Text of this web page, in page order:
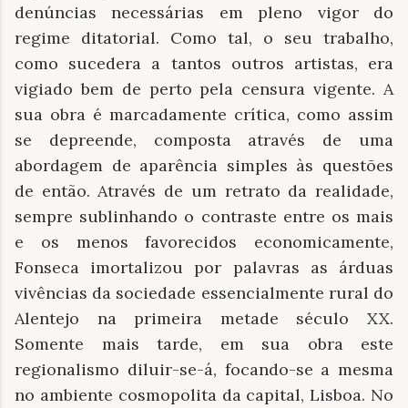
denúncias necessárias em pleno vigor do
regime ditatorial. Como tal, o seu trabalho,
como sucedera a tantos outros artistas, era
vigiado bem de perto pela censura vigente. A
sua obra é marcadamente crítica, como assim
se depreende, composta através de uma
abordagem de aparência simples às questões
de então. Através de um retrato da realidade,
sempre sublinhando o contraste entre os mais
e os menos favorecidos economicamente,
Fonseca imortalizou por palavras as árduas
vivências da sociedade essencialmente rural do
Alentejo na primeira metade século XX.
Somente mais tarde, em sua obra este
regionalismo diluir-se-á, focando-se a mesma
no ambiente cosmopolita da capital, Lisboa. No